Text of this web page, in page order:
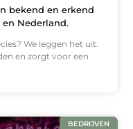
bekend en erkend
Nederland.
We leggen het uit.
en zorgt voor een
BEDRIJVEN